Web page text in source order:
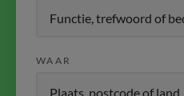
WAAR